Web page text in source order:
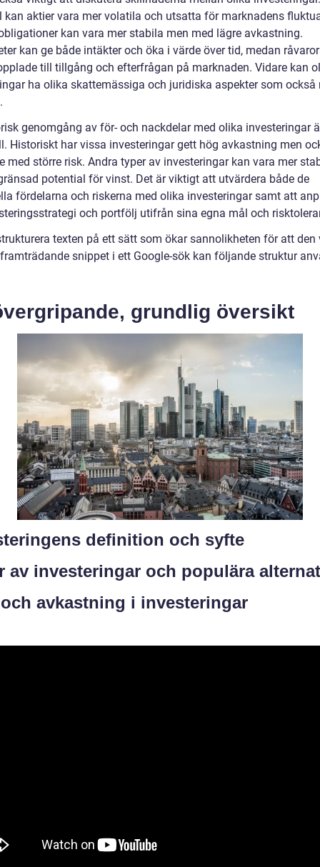
kan aktier vara mer volatila och utsatta för marknadens
kan vara mer stabila men med lägre avkastning.
kan ge både intäkter och öka i värde över tid, medan
till tillgång och efterfrågan på marknaden. Vidare kan
ha olika skattemässiga och juridiska aspekter som också
genomgång av för- och nackdelar med olika investeringar
Historiskt har vissa investeringar gett hög avkastning men
med större risk. Andra typer av investeringar kan vara mer
potential för vinst. Det är viktigt att utvärdera både de
fördelarna och riskerna med olika investeringar samt att
och portfölj utifrån sina egna mål och
texten på ett sätt som ökar sannolikheten för att den
snippet i ett Google-sök kan följande struktur
grundlig översikt
definition och syfte
av investeringar och populära
avkastning i investeringar